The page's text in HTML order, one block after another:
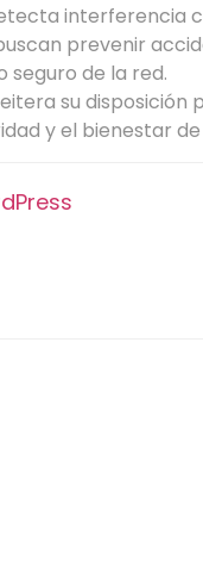
interferencia
prevenir
seguro de la red.
su
y el bienestar